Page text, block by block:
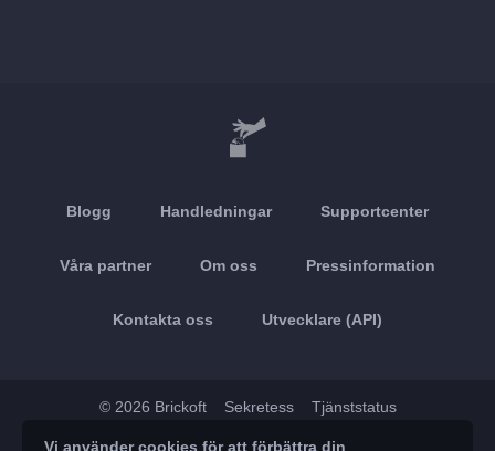
Blogg Handledningar Supportcenter
Våra partner Om oss Pressinformation
Kontakta oss Utvecklare (API)
© 2026 Brickoft Sekretess Tjänststatus
Vi använder cookies för att förbättra din